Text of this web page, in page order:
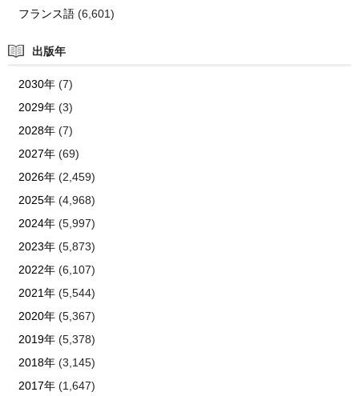
フランス語(6,601)
出版年
2030年(7)
2029年(3)
2028年(7)
2027年(69)
2026年(2,459)
2025年(4,968)
2024年(5,997)
2023年(5,873)
2022年(6,107)
2021年(5,544)
2020年(5,367)
2019年(5,378)
2018年(3,145)
2017年(1,647)